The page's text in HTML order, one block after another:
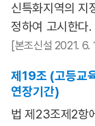
신특화지역의 지
정하여 고시한다.
[본조신설 2021. 6.
제19조 (고등교
연장기간)
법 제23조제2항